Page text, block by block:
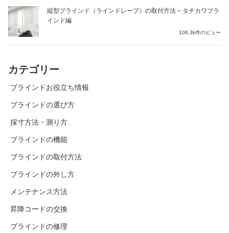
縦型ブラインド（ラインドレープ）の取付方法 – タチカワブラ
インド編
106.3k件のビュー
カテゴリー
ブラインドお役立ち情報
ブラインドの選び方
採寸方法・測り方
ブラインドの機能
ブラインドの取付方法
ブラインドの外し方
メンテナンス方法
昇降コードの交換
ブラインドの修理